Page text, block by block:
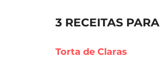
3 RECEITAS
Torta de Claras